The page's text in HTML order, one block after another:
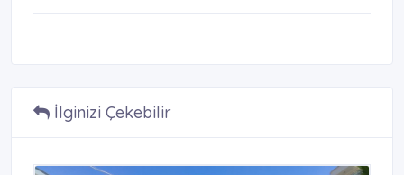
İlginizi Çekebilir